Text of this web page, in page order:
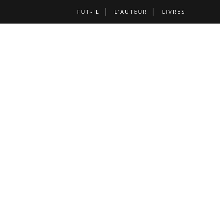
FUT-IL L’AUTEUR LIVRES